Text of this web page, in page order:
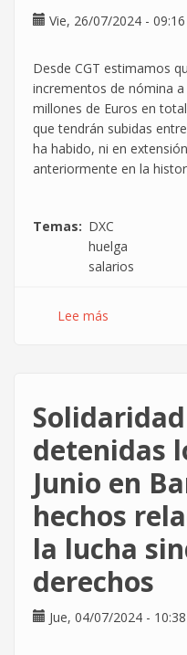
Vie, 26/07/2024 - 09:16
Desde CGT estimamos
incrementos de nómina
millones de Euros en
que tendrán subidas
ha habido, ni en
anteriormente en la
Temas
DXC
huelga
salarios
Lee más
arrancan
primeros
avances
en
el
poder
adquisitivo,
aunque
insuficientes
detenidas
Junio en
hechos
la lucha
derechos
Jue, 04/07/2024 - 10:38